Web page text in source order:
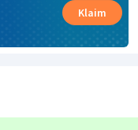
Klaim